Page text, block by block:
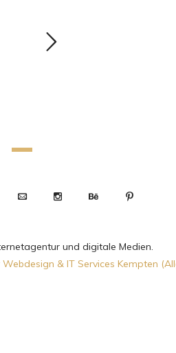
und digitale Medien.
& IT Services Kempten